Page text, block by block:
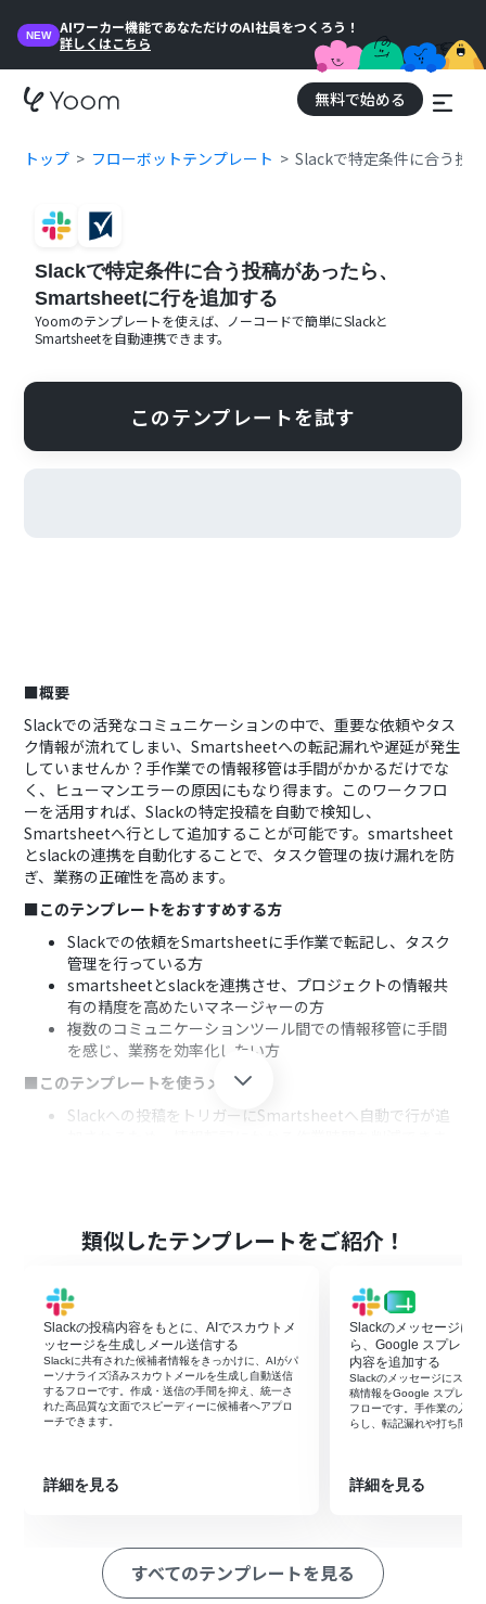
NEW
AIワーカー機能であなただけのAI社員をつくろう！
詳しくはこちら
無料で始める
トップ フローボットテンプレート Slackで特定条件に合う投
Slackで特定条件に合う投稿があったら、
Smartsheetに行を追加する
Yoomのテンプレートを使えば、ノーコードで簡単にSlackと
Smartsheetを自動連携できます。
このテンプレートを試す
■概要
Slackでの活発なコミュニケーションの中で、重要な依頼やタス
ク情報が流れてしまい、Smartsheetへの転記漏れや遅延が発生
していませんか？手作業での情報移管は手間がかかるだけでな
く、ヒューマンエラーの原因にもなり得ます。このワークフロ
ーを活用すれば、Slackの特定投稿を自動で検知し、
Smartsheetへ行として追加することが可能です。smartsheet
とslackの連携を自動化することで、タスク管理の抜け漏れを防
ぎ、業務の正確性を高めます。
■このテンプレートをおすすめする方
Slackでの依頼をSmartsheetに手作業で転記し、タスク
管理を行っている方
smartsheetとslackを連携させ、プロジェクトの情報共
有の精度を高めたいマネージャーの方
複数のコミュニケーションツール間での情報移管に手間
を感じ、業務を効率化したい方
■このテンプレートを使うメリット
Slackへの投稿をトリガーにSmartsheetへ自動で行が追
■フローボットの流れ
はじめに、SlackとSmartsheetをYoomと連携します。
次に、トリガーでSlackを選択し、「メッセージがチャン
ネルに投稿されたら」というアクションを設定します。
次に、オペレーションで分岐機能を設定し、特定の条件
に合致する投稿のみ後続の処理に進むように設定します。
続けて、オペレーションでAI機能を設定し、Slackの投稿
内容からタスクとして必要な情報を抽出します。
します。
■このワークフローのカスタムポイント
類似したテンプレートをご紹介！
Slackの投稿内容をもとに、AIでスカウトメ
ッセージを生成しメール送信する
Slackに共有された候補者情報をきっかけに、AIがパ
ーソナライズ済みスカウトメールを生成し自動送信
するフローです。作成・送信の手間を抑え、統一さ
れた高品質な文面でスピーディーに候補者へアプロ
ーチできます。
詳細を見る
Slackのメッセージに
ら、Google スプレッ
内容を追加する
Slackのメッセージにスタ
稿情報をGoogle スプレッ
フローです。手作業の入力
らし、転記漏れや打ち間違
詳細を見る
すべてのテンプレートを見る